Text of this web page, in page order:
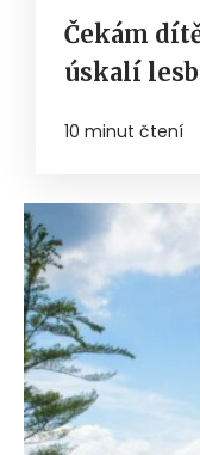
Čekám
úskalí
10 minut čtení